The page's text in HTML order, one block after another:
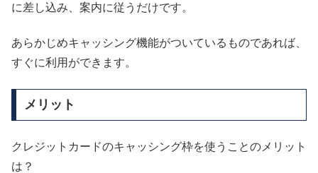
に差し込み、案内に従うだけです。
あらかじめキャッシング機能がついているものであれば、
すぐに利用ができます。
メリット
クレジットカードのキャッシング枠を使うことのメリット
は？